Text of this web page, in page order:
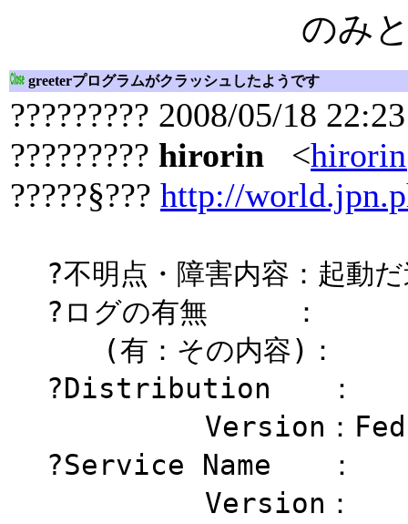
のみ
greeterプログラムがクラッシュしたようです
????????? 2008/05/18 22:23
????????? hirorin <
?????§??? http://
?不明点・障害内容：起動
?ログの有無 ：
(有：その内容)：
?Distribution ：
Version：
?Service Name ：
Version：